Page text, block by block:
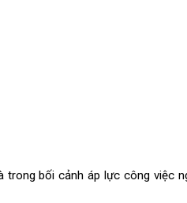
bối cảnh áp lực công việc